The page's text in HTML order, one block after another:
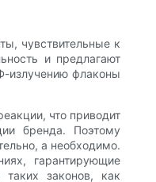
чувствительные к
и предлагают
излучению флаконы
что приводит
бренда. Поэтому
а необходимо.
гарантирующие
законов, как